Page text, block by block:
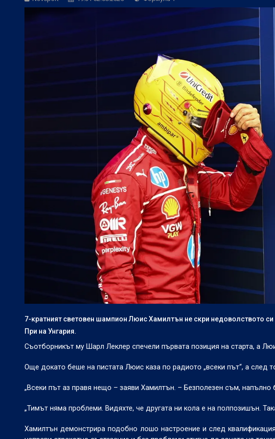
БГ Футбол:Левски ще търси четвърта поредна
ЦСКА покори 20-а държава
7-кратният световен шампион Люис Хамилтън не скри недоволството си
При на Унгария.
Съотборникът му Шарл Леклер спечели първата позиция на старта, а
Още докато беше на пистата Люис каза по радиото „всеки път“, а след
„Всеки път аз правя нещо – заяви Хамилтън. – Безполезен съм, напълно
„Тимът няма проблеми. Видяхте, че другата ни кола е на полпозишън.
Хамилтън демонстрира подобно лошо настроение и след